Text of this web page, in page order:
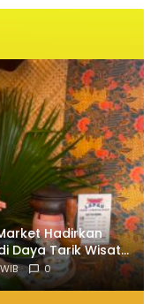
Hadirkan
Daya Tarik Wisata
0